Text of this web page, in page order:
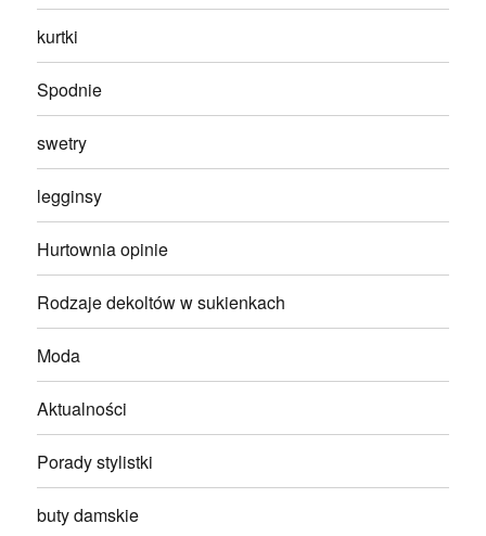
kurtki
Spodnie
swetry
legginsy
Hurtownia opinie
Rodzaje dekoltów w sukienkach
Moda
Aktualności
Porady stylistki
buty damskie